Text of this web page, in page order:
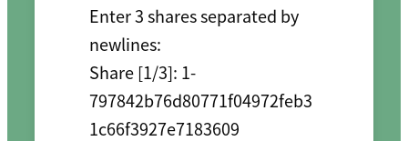
Enter 3 shares separated by
newlines:
Share [1/3]: 1-
797842b76d80771f04972feb3
1c66f3927e7183609